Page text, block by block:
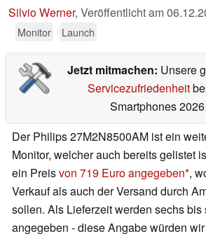
Silvio Werner, Veröffentlicht am
Monitor
Launch
Jetzt mitmachen: Unsere
Servicezufriedenheit
Smartphones 2026
Der Philips 27M2N8500AM ist ein
Monitor, welcher auch bereits gelistet
ein Preisvon 719 Euro angegeben ,
Verkauf als auch der Versand durch
sollen. Als Lieferzeit werden sechs bis
angegeben - diese Angabe würden